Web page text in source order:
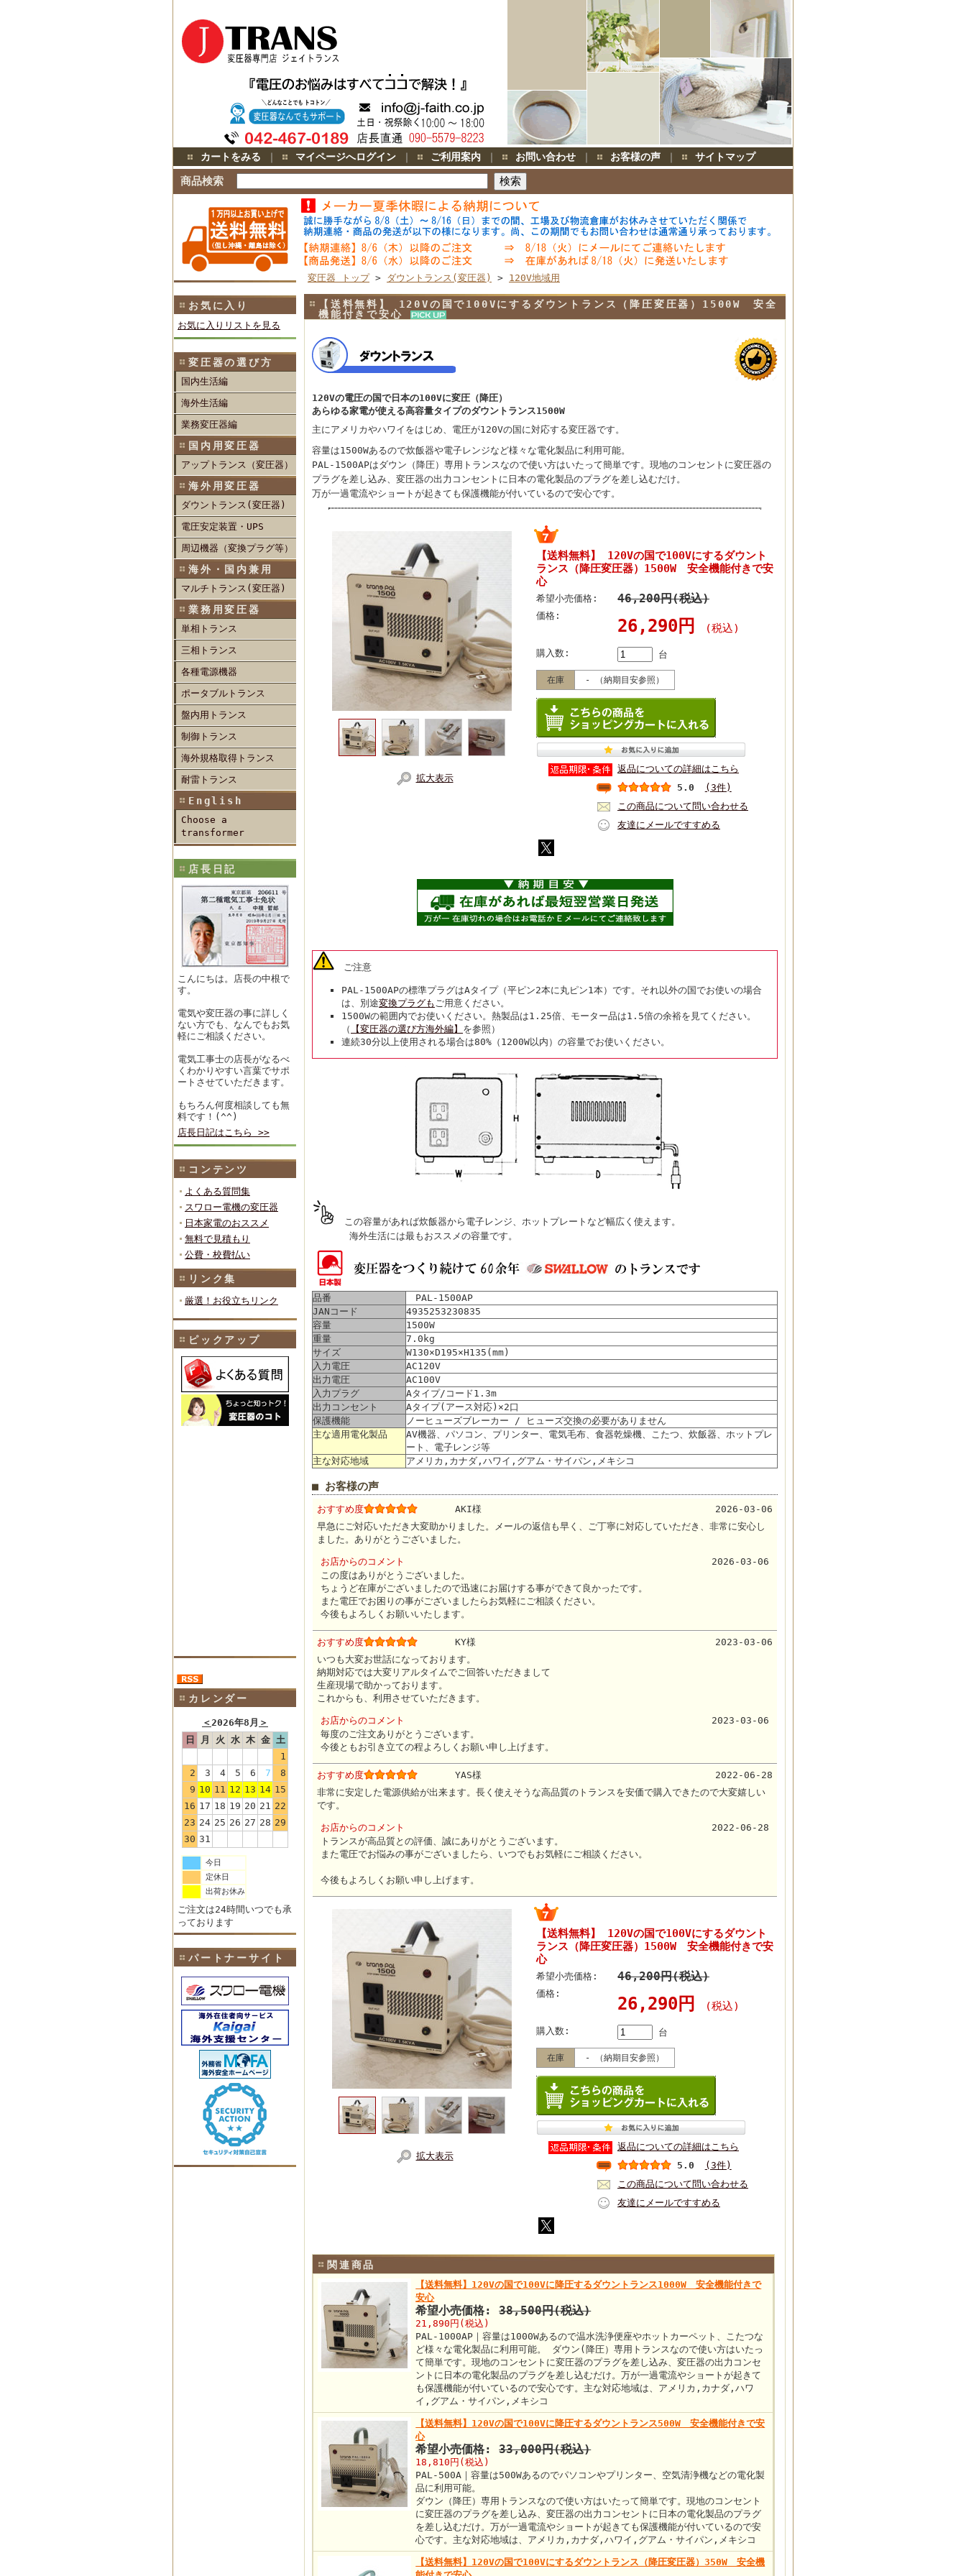
カートをみる ｜ マイページへログイン ｜ ご利用案内 ｜ お問い合わせ ｜ お客様の声 ｜ サイトマップ
商品検索
お気に入り
お気に入りリストを見る
変圧器の選び方
国内生活編
海外生活編
業務変圧器編
国内用変圧器
アップトランス（変圧器）
海外用変圧器
ダウントランス(変圧器)
電圧安定装置・UPS
周辺機器（変換プラグ等）
海外・国内兼用
マルチトランス(変圧器)
業務用変圧器
単相トランス
三相トランス
各種電源機器
ポータブルトランス
盤内用トランス
制御トランス
海外規格取得トランス
耐雷トランス
English
Choose a
transformer
店長日記
こんにちは。店長の中根で
す。
電気や変圧器の事に詳しく
ない方でも、なんでもお気
軽にご相談ください。
電気工事士の店長がなるべ
くわかりやすい言葉でサポ
ートさせていただきます。
もちろん何度相談しても無
料です！(^^)
店長日記はこちら >>
コンテンツ
よくある質問集
スワロー電機の変圧器
日本家電のおススメ
無料で見積もり
公費・校費払い
リンク集
厳選！お役立ちリンク
ピックアップ
カレンダー
＜2026年8月 ＞
日
月 火 水 木 金 土
1
2
3 4 5 6 7
8
9 10 11 12 13 14 15
16 17 18 19 20 21 22
23 24 25 26 27 28 29
30 31
今日
定休日
出荷お休み
ご注文は24時間いつでも承
っております
パートナーサイト
変圧器 トップ> ダウントランス(変圧器) > 120V地域用
【送料無料】 120Vの国で100Vにするダウントランス（降圧変圧器）1500W 安全
機能付きで安心
120Vの電圧の国で日本の100Vに変圧（降圧）
あらゆる家電が使える高容量タイプのダウントランス1500W
主にアメリカやハワイをはじめ、電圧が120Vの国に対応する変圧器です。
容量は1500Wあるので炊飯器や電子レンジなど様々な電化製品に利用可能。
PAL-1500APはダウン（降圧）専用トランスなので使い方はいたって簡単です。現地のコンセントに変圧器の
プラグを差し込み、変圧器の出力コンセントに日本の電化製品のプラグを差し込むだけ。
万が一過電流やショートが起きても保護機能が付いているので安心です。
拡大表示
【送料無料】 120Vの国で100Vにするダウント
ランス（降圧変圧器）1500W 安全機能付きで安
心
希望小売価格: 46,200円(税込)
価格:
26,290円 (税込)
購入数: 台
在庫 - （納期目安参照）
返品についての詳細はこちら
5.0
(3件)
この商品について問い合わせる
友達にメールですすめる
ご注意
PAL-1500APの標準プラグはAタイプ（平ピン2本に丸ピン1本）です。それ以外の国でお使いの場合
は、別途変換プラグも ご用意ください。
1500Wの範囲内でお使いください。熱製品は1.25倍、モーター品は1.5倍の余裕を見てください。
（
【変圧器の選び方海外編】 を参照）
連続30分以上使用される場合は80%（1200W以内）の容量でお使いください。
この容量があれば炊飯器から電子レンジ、ホットプレートなど幅広く使えます。
海外生活には最もおススメの容量です。
品番
PAL-1500AP
JANコード
4935253230835
容量
1500W
重量
7.0kg
サイズ
W130×D195×H135(mm)
入力電圧
AC120V
出力電圧
AC100V
入力プラグ
Aタイプ/コード1.3m
出力コンセント
Aタイプ(アース対応)×2口
保護機能
ノーヒューズブレーカー / ヒューズ交換の必要がありません
主な適用電化製品
AV機器、パソコン、プリンター、電気毛布、食器乾燥機、こたつ、炊飯器、ホットプレ
ート、電子レンジ等
主な対応地域
アメリカ,カナダ,ハワイ,グアム・サイパン,メキシコ
■ お客様の声
おすすめ度 AKI様
2026-03-06
早急にご対応いただき大変助かりました。メールの返信も早く、ご丁寧に対応していただき、非常に安心し
ました。ありがとうございました。
お店からのコメント
2026-03-06
この度はありがとうございました。
ちょうど在庫がございましたので迅速にお届けする事ができて良かったです。
また電圧でお困りの事がございましたらお気軽にご相談ください。
今後もよろしくお願いいたします。
おすすめ度 KY様
2023-03-06
いつも大変お世話になっております。
納期対応では大変リアルタイムでご回答いただきまして
生産現場で助かっております。
これからも、利用させていただきます。
お店からのコメント
2023-03-06
毎度のご注文ありがとうございます。
今後ともお引き立ての程よろしくお願い申し上げます。
おすすめ度 YAS様
2022-06-28
非常に安定した電源供給が出来ます。長く使えそうな高品質のトランスを安価で購入できたので大変嬉しい
です。
お店からのコメント
2022-06-28
トランスが高品質との評価、誠にありがとうございます。
また電圧でお悩みの事がございましたら、いつでもお気軽にご相談ください。
今後もよろしくお願い申し上げます。
拡大表示
【送料無料】 120Vの国で100Vにするダウント
ランス（降圧変圧器）1500W 安全機能付きで安
心
希望小売価格: 46,200円(税込)
価格:
26,290円 (税込)
購入数: 台
在庫 - （納期目安参照）
返品についての詳細はこちら
5.0
(3件)
この商品について問い合わせる
友達にメールですすめる
関連商品
【送料無料】120Vの国で100Vに降圧するダウントランス1000W 安全機能付きで
安心
希望小売価格:38,500円(税込)
21,890円(税込)
PAL-1000AP｜容量は1000Wあるので温水洗浄便座やホットカーペット、こたつな
ど様々な電化製品に利用可能。 ダウン(降圧）専用トランスなので使い方はいたっ
て簡単です。現地のコンセントに変圧器のプラグを差し込み、変圧器の出力コンセ
ントに日本の電化製品のプラグを差し込むだけ。万が一過電流やショートが起きて
も保護機能が付いているので安心です。主な対応地域は、アメリカ,カナダ,ハワ
イ,グアム・サイパン,メキシコ
【送料無料】120Vの国で100Vに降圧するダウントランス500W 安全機能付きで安
心
希望小売価格:33,000円(税込)
18,810円(税込)
PAL-500A｜容量は500Wあるのでパソコンやプリンター、空気清浄機などの電化製
品に利用可能。
ダウン（降圧）専用トランスなので使い方はいたって簡単です。現地のコンセント
に変圧器のプラグを差し込み、変圧器の出力コンセントに日本の電化製品のプラグ
を差し込むだけ。万が一過電流やショートが起きても保護機能が付いているので安
心です。主な対応地域は、アメリカ,カナダ,ハワイ,グアム・サイパン,メキシコ
【送料無料】120Vの国で100Vにするダウントランス（降圧変圧器）350W 安全機